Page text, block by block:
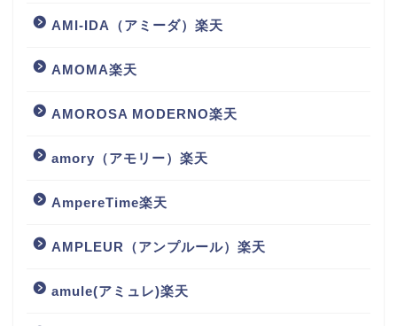
AMI-IDA（アミーダ）楽天
AMOMA楽天
AMOROSA MODERNO楽天
amory（アモリー）楽天
AmpereTime楽天
AMPLEUR（アンプルール）楽天
amule(アミュレ)楽天